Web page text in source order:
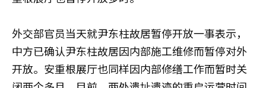
外交部官员当天就尹东柱故居暂停开放一事表示，
中方已确认尹东柱故居因内部施工维修而暂停对外
开放。安重根展厅也同样因内部修缮工作而暂时关